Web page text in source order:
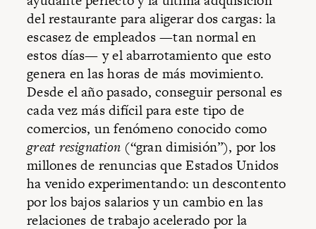
del restaurante para aligerar dos cargas: la
escasez de empleados —tan normal en
estos días— y el abarrotamiento que esto
genera en las horas de más movimiento.
Desde el año pasado, conseguir personal es
cada vez más difícil para este tipo de
comercios, un fenómeno conocido como
great resignation (“gran dimisión”), por los
millones de renuncias que Estados Unidos
ha venido experimentando: un descontento
por los bajos salarios y un cambio en las
relaciones de trabajo acelerado por la